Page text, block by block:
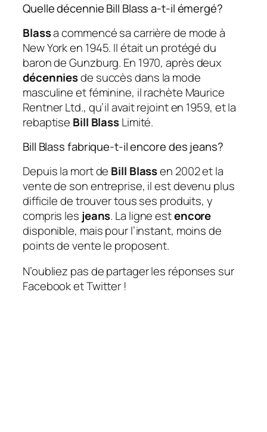
Quelle décennie Bill Blass a-t-il émergé?
Blassa commencé sa carrière de mode à
New York en 1945. Il était un protégé du
baron de Gunzburg. En 1970, après deux
décenniesde succès dans la mode
masculine et féminine, il rachète Maurice
Rentner Ltd., qu’il avait rejoint en 1959, et la
rebaptise Bill BlassLimité.
Bill Blass fabrique-t-il encore des jeans?
Depuis la mort de Bill Blassen 2002 et la
vente de son entreprise, il est devenu plus
difficile de trouver tous ses produits, y
compris les jeans. La ligne estencore
disponible, mais pour l’instant, moins de
points de vente le proposent.
N’oubliez pas de partager les réponses sur
Facebook et Twitter !